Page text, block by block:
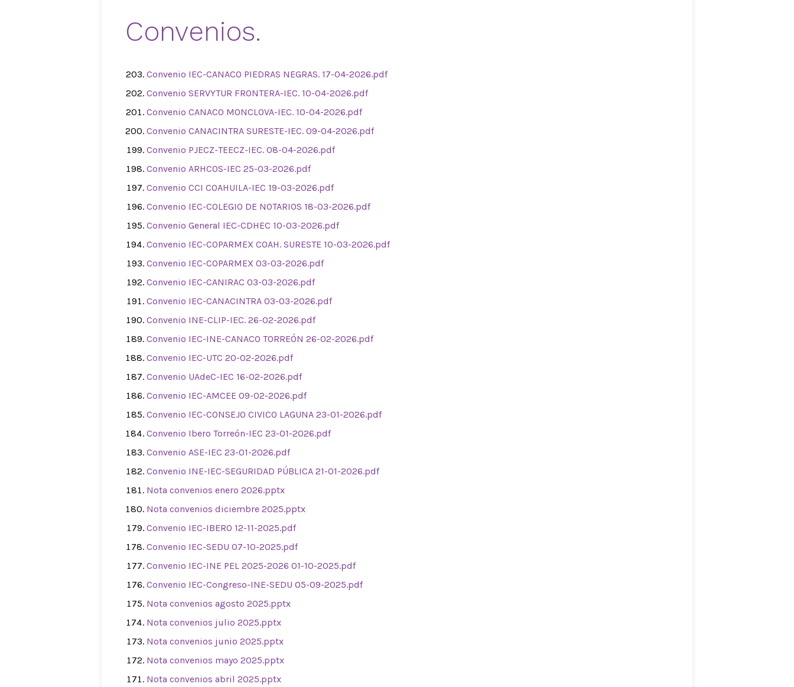
Convenios.
Convenio IEC-CANACO PIEDRAS NEGRAS. 17-04-2026.pdf
Convenio SERVYTUR FRONTERA-IEC. 10-04-2026.pdf
Convenio CANACO MONCLOVA-IEC. 10-04-2026.pdf
Convenio CANACINTRA SURESTE-IEC. 09-04-2026.pdf
Convenio PJECZ-TEECZ-IEC. 08-04-2026.pdf
Convenio ARHCOS-IEC 25-03-2026.pdf
Convenio CCI COAHUILA-IEC 19-03-2026.pdf
Convenio IEC-COLEGIO DE NOTARIOS 18-03-2026.pdf
Convenio General IEC-CDHEC 10-03-2026.pdf
Convenio IEC-COPARMEX COAH. SURESTE 10-03-2026.pdf
Convenio IEC-COPARMEX 03-03-2026.pdf
Convenio IEC-CANIRAC 03-03-2026.pdf
Convenio IEC-CANACINTRA 03-03-2026.pdf
Convenio INE-CLIP-IEC. 26-02-2026.pdf
Convenio IEC-INE-CANACO TORREÓN 26-02-2026.pdf
Convenio IEC-UTC 20-02-2026.pdf
Convenio UAdeC-IEC 16-02-2026.pdf
Convenio IEC-AMCEE 09-02-2026.pdf
Convenio IEC-CONSEJO CIVICO LAGUNA 23-01-2026.pdf
Convenio Ibero Torreón-IEC 23-01-2026.pdf
Convenio ASE-IEC 23-01-2026.pdf
Convenio INE-IEC-SEGURIDAD PÚBLICA 21-01-2026.pdf
Nota convenios enero 2026.pptx
Nota convenios diciembre 2025.pptx
Convenio IEC-IBERO 12-11-2025.pdf
Convenio IEC-SEDU 07-10-2025.pdf
Convenio IEC-INE PEL 2025-2026 01-10-2025.pdf
Convenio IEC-Congreso-INE-SEDU 05-09-2025.pdf
Nota convenios agosto 2025.pptx
Nota convenios julio 2025.pptx
Nota convenios junio 2025.pptx
Nota convenios mayo 2025.pptx
Nota convenios abril 2025.pptx